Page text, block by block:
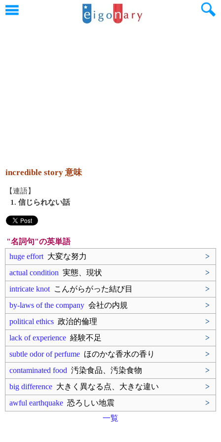
incredible story 意味
【連語】
1. 信じられない話
"名詞句"の英単語
huge effort 大変な努力
>
actual condition 実態、現状
>
intricate knot こんがらがった結び目
>
by-laws of the company 会社の内規
>
political ethics 政治的倫理
>
lack of experience 経験不足
>
subtle odor of perfume ほのかな香水の香り
>
contaminated food 汚染食品、汚染食物
>
big difference 大きく異なる点、大きな違い
>
awful earthquake 恐ろしい地震
>
一覧